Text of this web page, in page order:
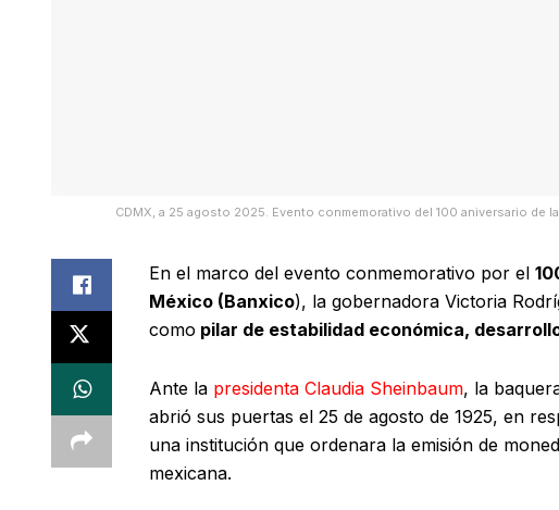
CDMX, a 25 agosto 2025. Evento conmemorativo del 100 aniversario
En el marco del evento conmemorativo por el
México (Banxico), la gobernadora Victoria
como pilar de estabilidad económica,
Ante la presidenta Claudia Sheinbaum, la
abrió sus puertas el 25 de agosto de 1925, en
una institución que ordenara la emisión de
mexicana.